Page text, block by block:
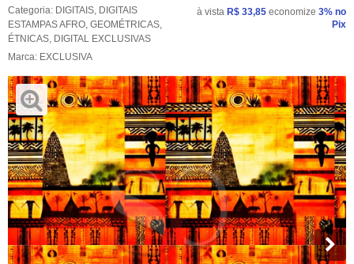
Categoria: DIGITAIS, DIGITAIS
ESTAMPAS AFRO, GEOMÉTRICAS,
ÉTNICAS, DIGITAL EXCLUSIVAS
Marca: EXCLUSIVA
à vista R$ 33,85 economize 3% no
Pix